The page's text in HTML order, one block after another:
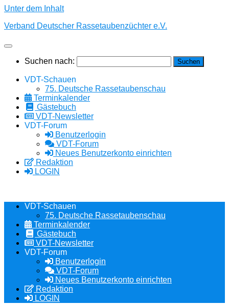
Unter dem Inhalt
Verband Deutscher Rassetaubenzüchter e.V.
Suchen nach:
VDT-Schauen
75. Deutsche Rassetaubenschau
Terminkalender
Gästebuch
VDT-Newsletter
VDT-Forum
Benutzerlogin
VDT-Forum
Neues Benutzerkonto einrichten
Redaktion
LOGIN
VDT-Schauen
75. Deutsche Rassetaubenschau
Terminkalender
Gästebuch
VDT-Newsletter
VDT-Forum
Benutzerlogin
VDT-Forum
Neues Benutzerkonto einrichten
Redaktion
LOGIN